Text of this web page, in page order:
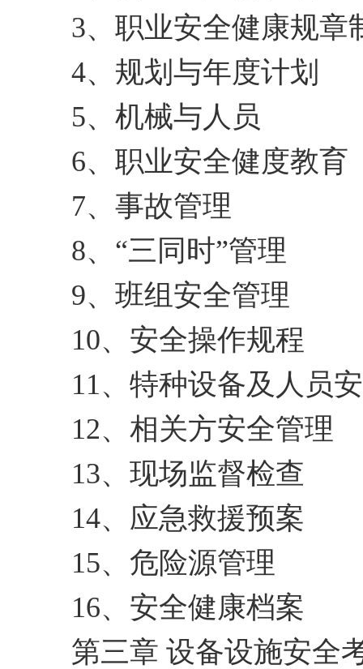
3、职业安全健康规章
4、规划与年度计划
5、机械与人员
6、职业安全健度教育
7、事故管理
8、“三同时”管理
9、班组安全管理
10、安全操作规程
11、特种设备及人员
12、相关方安全管理
13、现场监督检查
14、应急救援预案
15、危险源管理
16、安全健康档案
第三章 设备设施安全